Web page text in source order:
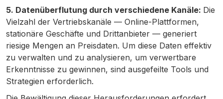
5. Datenüberflutung durch verschiedene Kanäle: Die
Vielzahl der Vertriebskanäle — Online-Plattformen,
stationäre Geschäfte und Drittanbieter — generiert
riesige Mengen an Preisdaten. Um diese Daten effektiv
zu verwalten und zu analysieren, um verwertbare
Erkenntnisse zu gewinnen, sind ausgefeilte Tools und
Strategien erforderlich.